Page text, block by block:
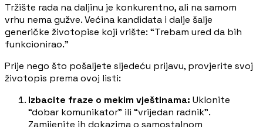
Tržište rada na daljinu je konkurentno, ali na samom
vrhu nema gužve. Većina kandidata i dalje šalje
generičke životopise koji vrište: “Trebam ured da bih
funkcionirao.”
Prije nego što pošaljete sljedeću prijavu, provjerite svoj
životopis prema ovoj listi:
Izbacite fraze o mekim vještinama: Uklonite
“dobar komunikator” ili “vrijedan radnik”.
Zamijenite ih dokazima o samostalnom